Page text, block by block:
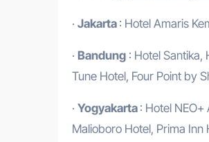
· Jakarta : Hotel Amaris
· Bandung : Hotel Santika,
Tune Hotel, Four Point by
· Yogyakarta : Hotel
Malioboro Hotel, Prima Inn